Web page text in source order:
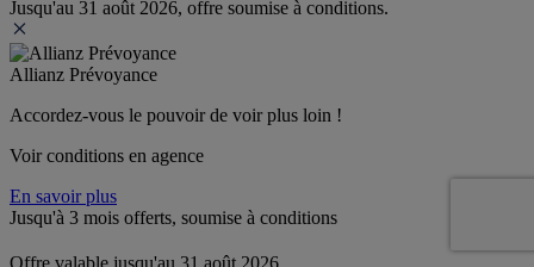
Jusqu'au 31 août 2026, offre soumise à conditions.
Allianz Prévoyance
Accordez-vous le pouvoir de voir plus loin !
Voir conditions en agence
En savoir plus
Jusqu'à 3 mois offerts, soumise à conditions
Offre valable jusqu'au 31 août 2026